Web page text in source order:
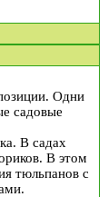
Одни
садовые
В садах
В этом
тюльпанов с